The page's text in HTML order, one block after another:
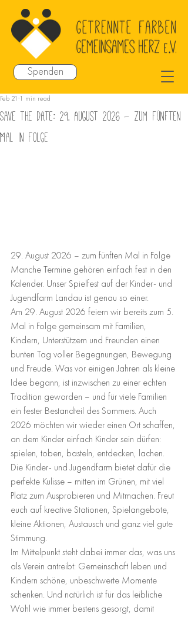
Spenden
Save the DAte: 29. August 2026 – zum fünften
Mal in Folge
Feb 21 1 min read
29. August 2026 – zum fünften Mal in Folge
Manche Termine gehören einfach fest in den
Kalender. Unser Spielfest auf der Kinder- und
Jugendfarm Landau ist genau so einer.
Am 29. August 2026 feiern wir bereits zum 5.
Mal in Folge gemeinsam mit Familien,
Kindern, Unterstützern und Freunden einen
bunten Tag voller Begegnungen, Bewegung
und Freude. Was vor einigen Jahren als kleine
Idee begann, ist inzwischen zu einer echten
Tradition geworden – und für viele Familien
ein fester Bestandteil des Sommers. Auch
2026 möchten wir wieder einen Ort schaffen,
an dem Kinder einfach Kinder sein dürfen:
spielen, toben, basteln, entdecken, lachen.
Die Kinder- und Jugendfarm bietet dafür die
perfekte Kulisse – mitten im Grünen, mit viel
Platz zum Ausprobieren und Mitmachen. Freut
euch auf kreative Stationen, Spielangebote,
kleine Aktionen, Austausch und ganz viel gute
Stimmung.
Im Mittelpunkt steht dabei immer das, was uns
als Verein antreibt: Gemeinschaft leben und
Kindern schöne, unbeschwerte Momente
schenken. Und natürlich ist für das leibliche
Wohl wie immer bestens gesorgt, damit